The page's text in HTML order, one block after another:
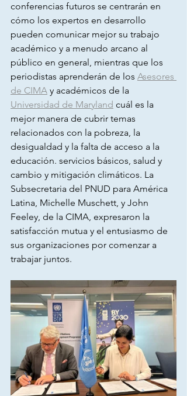
conferencias futuros se centrarán en
cómo los expertos en desarrollo
pueden comunicar mejor su trabajo
académico y a menudo arcano al
público en general, mientras que los
periodistas aprenderán de los Asesores
de CIMA y académicos de la
Universidad de Maryland cuál es la
mejor manera de cubrir temas
relacionados con la pobreza, la
desigualdad y la falta de acceso a la
educación. servicios básicos, salud y
cambio y mitigación climáticos. La
Subsecretaria del PNUD para América
Latina, Michelle Muschett, y John
Feeley, de la CIMA, expresaron la
satisfacción mutua y el entusiasmo de
sus organizaciones por comenzar a
trabajar juntos.